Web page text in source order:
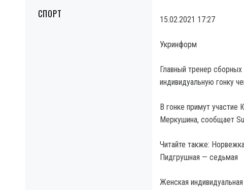
СПОРТ
15.02.2021 17:27
Укринформ
Главный тренер
индивидуальную гонку
В гонке примут
Меркушина, сообщает
Читайте также:
Пидгрушная — седьмая
Женская